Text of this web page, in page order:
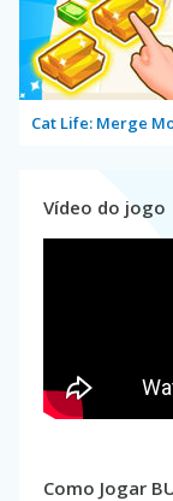
Cat Life: Merge
Vídeo do jogo
Como Jogar